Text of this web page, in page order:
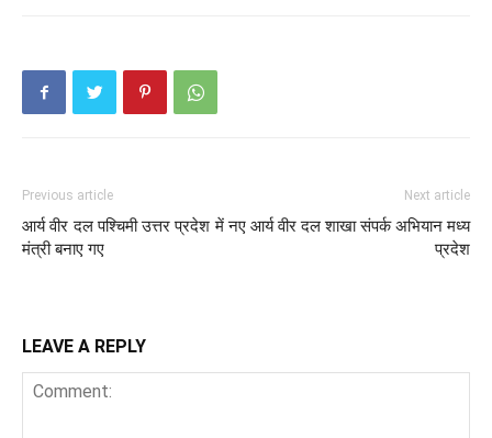
Previous article
आर्य वीर दल पश्चिमी उत्तर प्रदेश में नए
मंत्री बनाए गए
Next article
आर्य वीर दल शाखा संपर्क अभियान मध्य
प्रदेश
LEAVE A REPLY